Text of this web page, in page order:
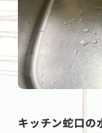
キッチン蛇口の